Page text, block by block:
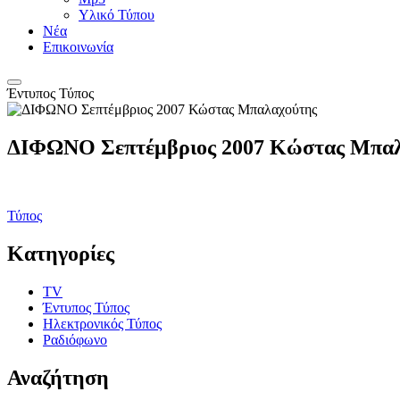
Υλικό Τύπου
Νέα
Επικοινωνία
Έντυπος Τύπος
ΔΙΦΩΝΟ Σεπτέμβριος 2007 Κώστας
Τύπος
Κατηγορίες
TV
Έντυπος Τύπος
Ηλεκτρονικός Τύπος
Ραδιόφωνο
Αναζήτηση